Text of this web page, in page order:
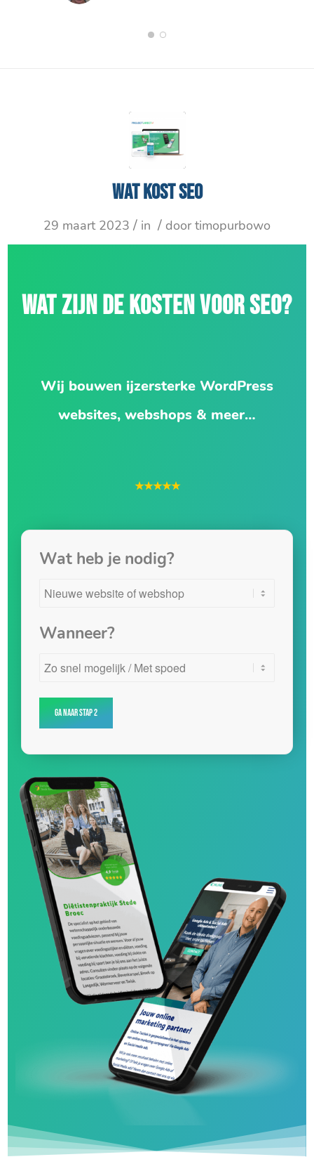
Wat kost SEO
29 maart 2023 / in / doortimopurbowo
WAT ZIJN DE KOSTEN VOOR SEO?
Wij bouwen ijzersterke WordPress
websites, webshops & meer…
★★★★★
Wat heb je nodig?
Wanneer?